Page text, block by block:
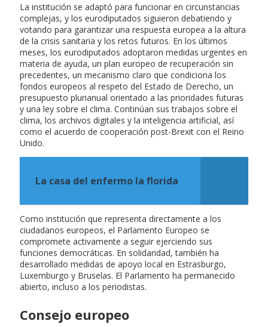
La institución se adaptó para funcionar en circunstancias
complejas, y los eurodiputados siguieron debatiendo y
votando para garantizar una respuesta europea a la altura
de la crisis sanitaria y los retos futuros. En los últimos
meses, los eurodiputados adoptaron medidas urgentes en
materia de ayuda, un plan europeo de recuperación sin
precedentes, un mecanismo claro que condiciona los
fondos europeos al respeto del Estado de Derecho, un
presupuesto plurianual orientado a las prioridades futuras
y una ley sobre el clima. Continúan sus trabajos sobre el
clima, los archivos digitales y la inteligencia artificial, así
como el acuerdo de cooperación post-Brexit con el Reino
Unido.
La casa del enfermo la florida
Como institución que representa directamente a los
ciudadanos europeos, el Parlamento Europeo se
compromete activamente a seguir ejerciendo sus
funciones democráticas. En solidaridad, también ha
desarrollado medidas de apoyo local en Estrasburgo,
Luxemburgo y Bruselas. El Parlamento ha permanecido
abierto, incluso a los periodistas.
Consejo europeo